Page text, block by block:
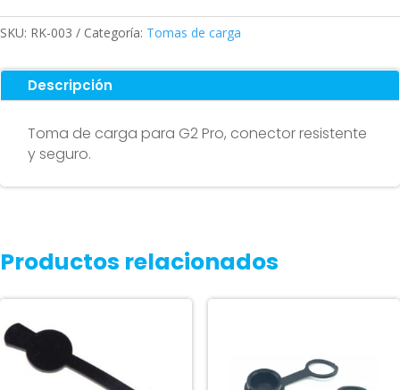
G2
cantidad
SKU: RK-003 Categoría: Tomas de carga
Descripción
Toma de carga para G2 Pro, conector resistente
y seguro.
Productos relacionados